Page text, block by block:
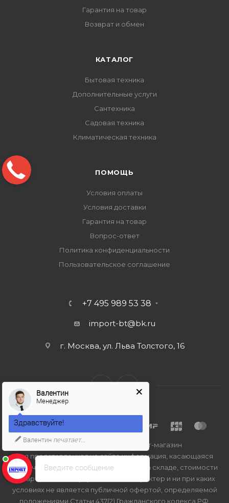
Гарантия на товар
Возврат и обмен
КАТАЛОГ
Бытовая техника
Дополнительные услуги
Сантехника
Садовая техника
Климатическая техника
ПОМОЩЬ
Условия оплаты
Условия доставки
Гарантия на товар
Вопрос-ответ
Политика конфиденциальности
Пользовательское соглашение
+7 495 989 53 38
import-bt@bk.ru
г. Москва, ул. Льва Толстого, 16
2026 © Import-bt.ru - интернет-магазин
Вся представленная на сайте информация, касающаяся
технических характеристик, наличия на складе, стоимости
товаров, носит информационный характер и ни при каких
условиях не является публичной офертой, определяемой
положениями Статьи 437(2) Гражданского кодекса РФ.
Введите сообщение
Валентин
Менеджер
Здравствуйте!
Валентин печатает...